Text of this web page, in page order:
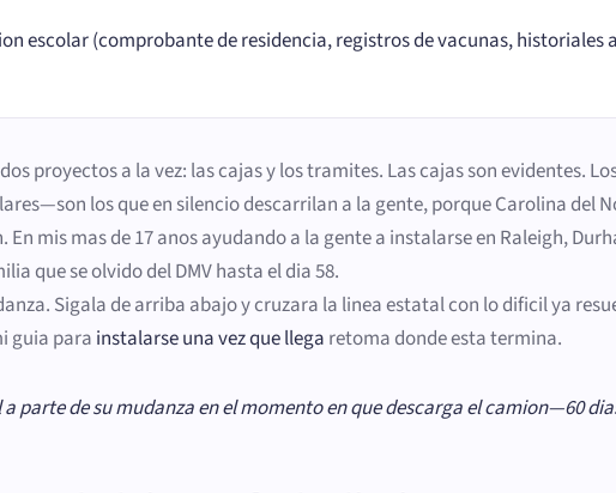
escolar (comprobante de residencia, registros de vacunas, historiales
proyectos a la vez: las cajas y los tramites. Las cajas son evidentes.
los que en silencio descarrilan a la gente, porque Carolina del
mis mas de 17 anos ayudando a la gente a instalarse en Raleigh,
que se olvido del DMV hasta el dia 58.
Sigala de arriba abajo y cruzara la linea estatal con lo dificil ya
guia para instalarse una vez que llega retoma donde esta termina.
parte de su mudanza en el momento en que descarga el camion—60